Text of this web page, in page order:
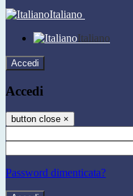
Italiano
Italiano
Accedi
Accedi
button close ×
Password dimenticata?